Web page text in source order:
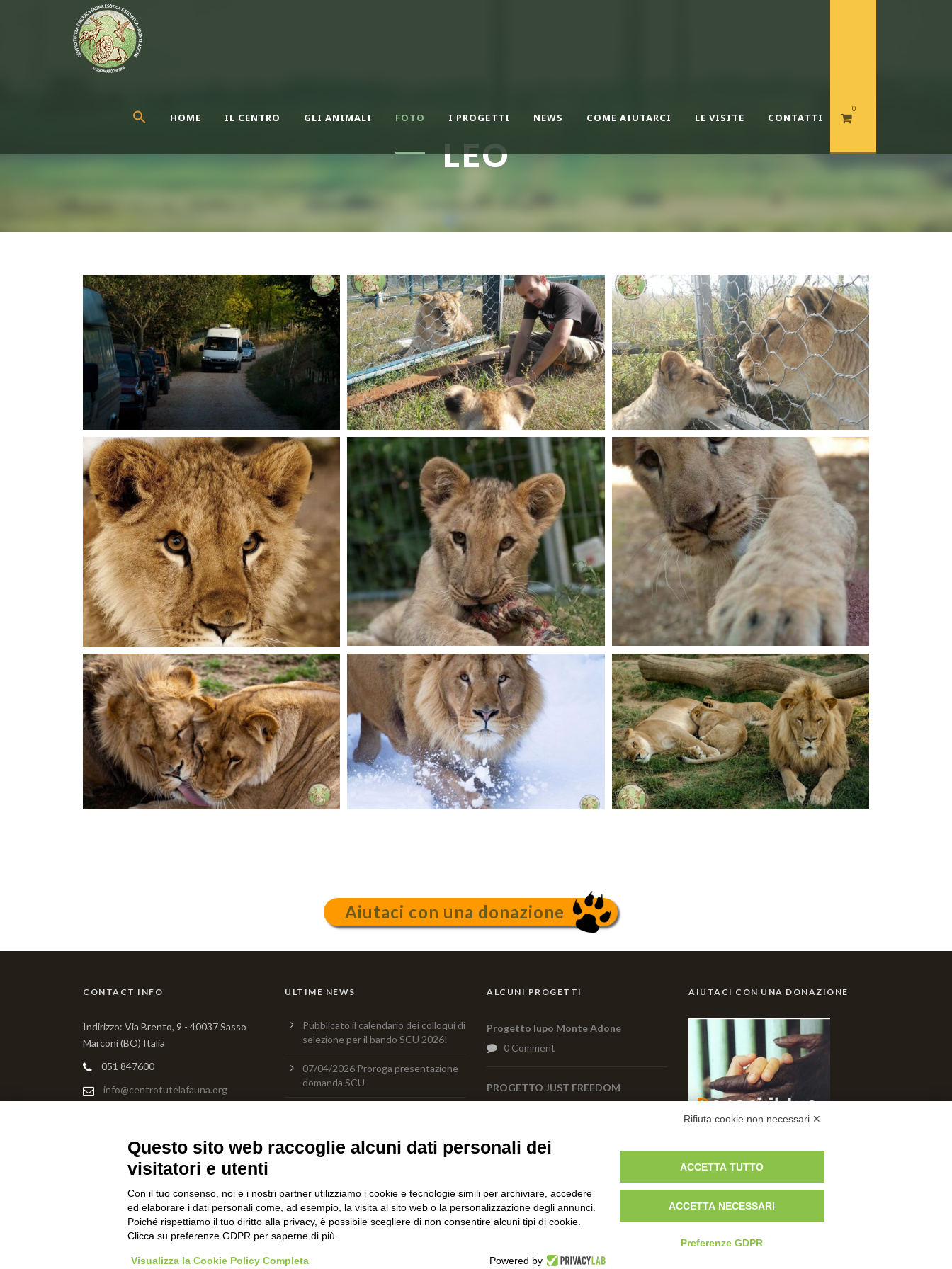
HOME IL CENTRO GLI ANIMALI FOTO I PROGETTI NEWS COME AIUTARCI LE VISITE CONTATTI
0
LEO
Aiutaci con una donazione
CONTACT INFO
Indirizzo: Via Brento, 9 - 40037 Sasso
Marconi (BO) Italia
051 847600
info@centrotutelafauna.org
ULTIME NEWS
Pubblicato il calendario dei colloqui di
selezione per il bando SCU 2026!
07/04/2026 Proroga presentazione
domanda SCU
prossime date!
ALCUNI PROGETTI
Progetto lupo Monte Adone
0 Comment
PROGETTO JUST FREEDOM
AIUTACI CON UNA DONAZIONE
C.F. 01608451207 Via Brento,9 - 40037 Sasso Marconi (BO) Italia Tel: +39 -051 847600 - Email:info@centrotutelafauna.org
© Tutti i diritti riservati-Associazione ONLUS - Centro Tutela e ricerca fauna esotica e selvatica Monte Adone
Rifiuta cookie non necessari ✕
Questo sito web raccoglie alcuni dati personali dei
visitatori e utenti
Con il tuo consenso, noi e i nostri partner utilizziamo i cookie e tecnologie simili per archiviare, accedere
ed elaborare i dati personali come, ad esempio, la visita al sito web o la personalizzazione degli annunci.
Poiché rispettiamo il tuo diritto alla privacy, è possibile scegliere di non consentire alcuni tipi di cookie.
Clicca su preferenze GDPR per saperne di più.
Visualizza la Cookie Policy Completa Powered by
ACCETTA TUTTO
ACCETTA NECESSARI
Preferenze GDPR